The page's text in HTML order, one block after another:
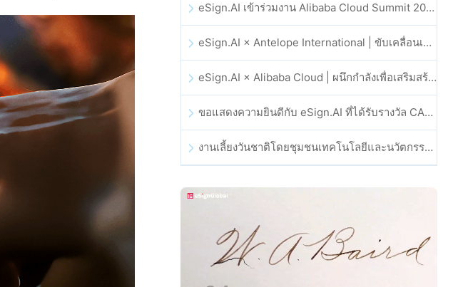
eSign.AI เข้าร่วมงาน Alibaba Cloud Summit 2025 ที่ฮ่องกง เพื่อขับเคลื่อนนวัตกรรมคลาวด์ที่ขับเคลื่อนด้วย AI และความเชื่อมั่นทางดิจิทัล
eSign.AI × Antelope International | ขับเคลื่อนเวิร์กโฟลดิจิทัลที่ปลอดภัยและขับเคลื่อนด้วย AI
eSign.AI × Alibaba Cloud | ผนึกกำลังเพื่อเสริมสร้างความเชื่อมั่นดิจิทัลระดับโลกสำหรับฟินเทค
ขอแสดงความยินดีกับ eSign.AI ที่ได้รับรางวัล CAHK STAR Award 2025
งานเลี้ยงวันชาติโดยชุมชนเทคโนโลยีและนวัตกรรมฮ่องกง